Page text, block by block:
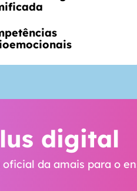
digital
da amais para o